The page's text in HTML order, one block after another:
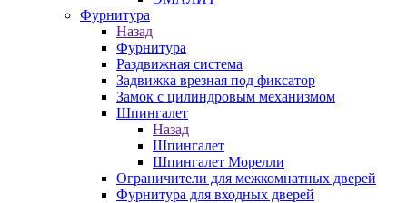
Фурнитура
Назад
Фурнитура
Раздвижная система
Задвижка врезная под фиксатор
Замок с цилиндровым механизмом
Шпингалет
Назад
Шпингалет
Шпингалет Морелли
Ограничители для межкомнатных дверей
Фурнитура для входных дверей